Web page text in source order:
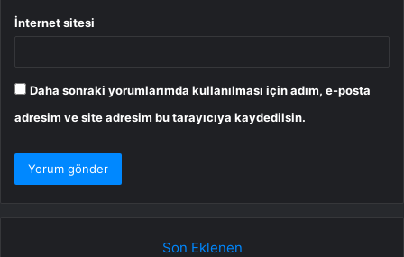
İnternet sitesi
Daha sonraki yorumlarımda kullanılması için adım, e-posta
adresim ve site adresim bu tarayıcıya kaydedilsin.
Son Eklenen